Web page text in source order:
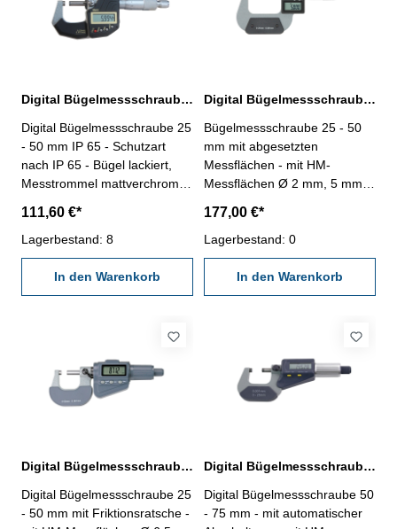
Digital Bügelmessschraube 25 - 50 mm IP 65 DIN 863
Digital Bügelmessschraube 25
- 50 mm IP 65 - Schutzart
nach IP 65 - Bügel lackiert,
Messtrommel mattverchromt -
mm - Digital-Anzeige mit
ON/0-, mm/inch-, ABS- und
HOLD-Taste - mit
Datenausgang RB 4 - mit
Ratsche - Ablesung 0,001
25 - 50 mm
111,60 €*
Lagerbestand: 8
In den Warenkorb
Digital Bügelmessschraube 25 - 50 mm mit abgesetzten Messflächen
Bügelmessschraube 25 - 50
mm mit abgesetzten
Messflächen - mit HM-
Messflächen Ø 2 mm, 5 mm
Spindelsteigung 0,5 mm-
Digital-Anzeige mit ON/OFF-,
ABS/INC-, UNIT- und SET-
Taste- mit Datenausgang RB
4.1- Ablesung 0,001 mm /
mit Ratsche- mit Einstellmaß-
Messbereich 25 - 50 mm
Spitze ø 2 x 5 mm
177,00 €*
Lagerbestand: 0
In den Warenkorb
Digital Bügelmessschraube 25 - 50 mm mit Friktionsratsche DIN 863
Digital Bügelmessschraube 25
- 50 mm mit Friktionsratsche -
Digital Bügelmessschraube 50 - 75 mm DIN 863
Digital Bügelmessschraube 50
- 75 mm - mit automatischer